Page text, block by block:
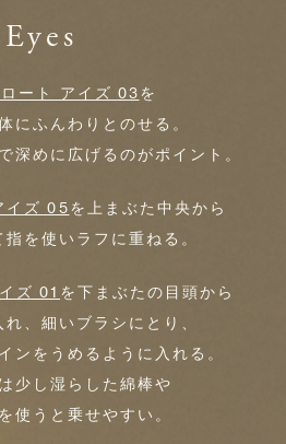
Eyes
ート アイズ 03を
にふんわりとのせる。
深めに広げるのがポイント。
イズ 05を上まぶた中央から
を使いラフに重ねる。
ズ 01 を下まぶたの目頭から
、細いブラシにとり、
ンをうめるように入れる。
少し湿らした綿棒や
使うと乗せやすい。